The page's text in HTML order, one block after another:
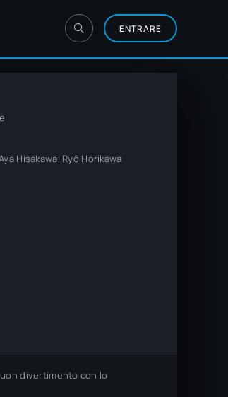
ENTRARE
Hisakawa, Ryô Horikawa
divertimento con lo